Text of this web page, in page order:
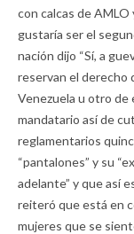
con calcas de
gustaría ser el
nación dijo “Sí, a
reservan el derecho
Venezuela u otro de
mandatario así de
reglamentarios
“pantalones” y su
adelante” y que así
reiteró que está en
mujeres que se